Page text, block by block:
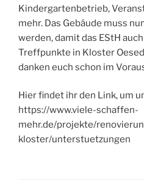
Kindergartenbetrieb,
mehr. Das Gebäude muss
werden, damit das EStH
Treffpunkte in Kloster
danken euch schon im
Hier findet ihr den Link, um
https://www.viele-schaffen-
mehr.de/projekte/
kloster/unterstuetzungen